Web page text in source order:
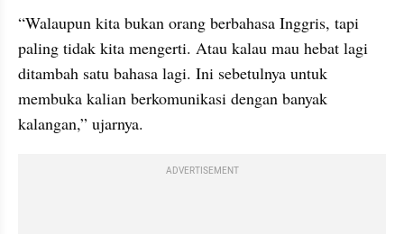
“Walaupun kita bukan orang berbahasa Inggris, tapi
paling tidak kita mengerti. Atau kalau mau hebat lagi
ditambah satu bahasa lagi. Ini sebetulnya untuk
membuka kalian berkomunikasi dengan banyak
kalangan,” ujarnya.
ADVERTISEMENT